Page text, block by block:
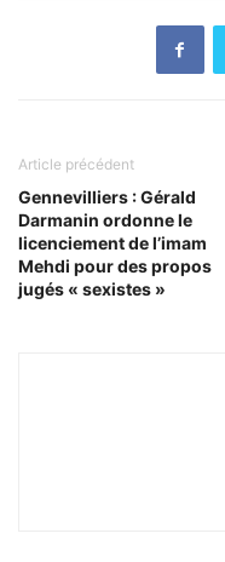
Article précédent
Gennevilliers : Gérald
Darmanin ordonne le
licenciement de l’imam
Mehdi pour des propos
jugés « sexistes »